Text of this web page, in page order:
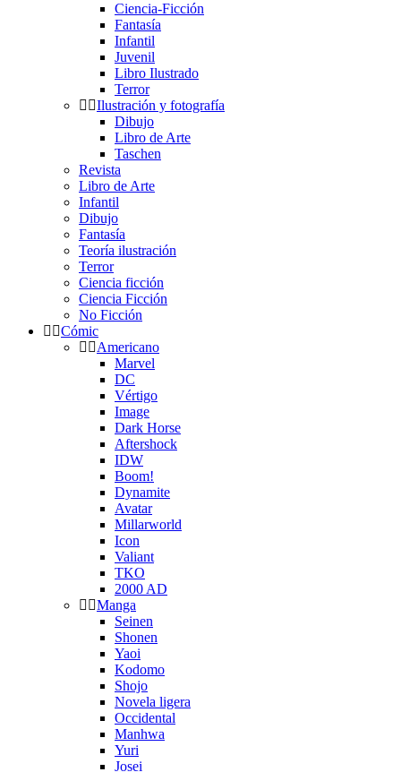
Ciencia-Ficción
Fantasía
Infantil
Juvenil
Libro Ilustrado
Terror
Ilustración y fotografía
Dibujo
Libro de Arte
Taschen
Revista
Libro de Arte
Infantil
Dibujo
Fantasía
Teoría ilustración
Terror
Ciencia ficción
Ciencia Ficción
No Ficción
Cómic
Americano
Marvel
DC
Vértigo
Image
Dark Horse
Aftershock
IDW
Boom!
Dynamite
Avatar
Millarworld
Icon
Valiant
TKO
2000 AD
Manga
Seinen
Shonen
Yaoi
Kodomo
Shojo
Novela ligera
Occidental
Manhwa
Yuri
Josei